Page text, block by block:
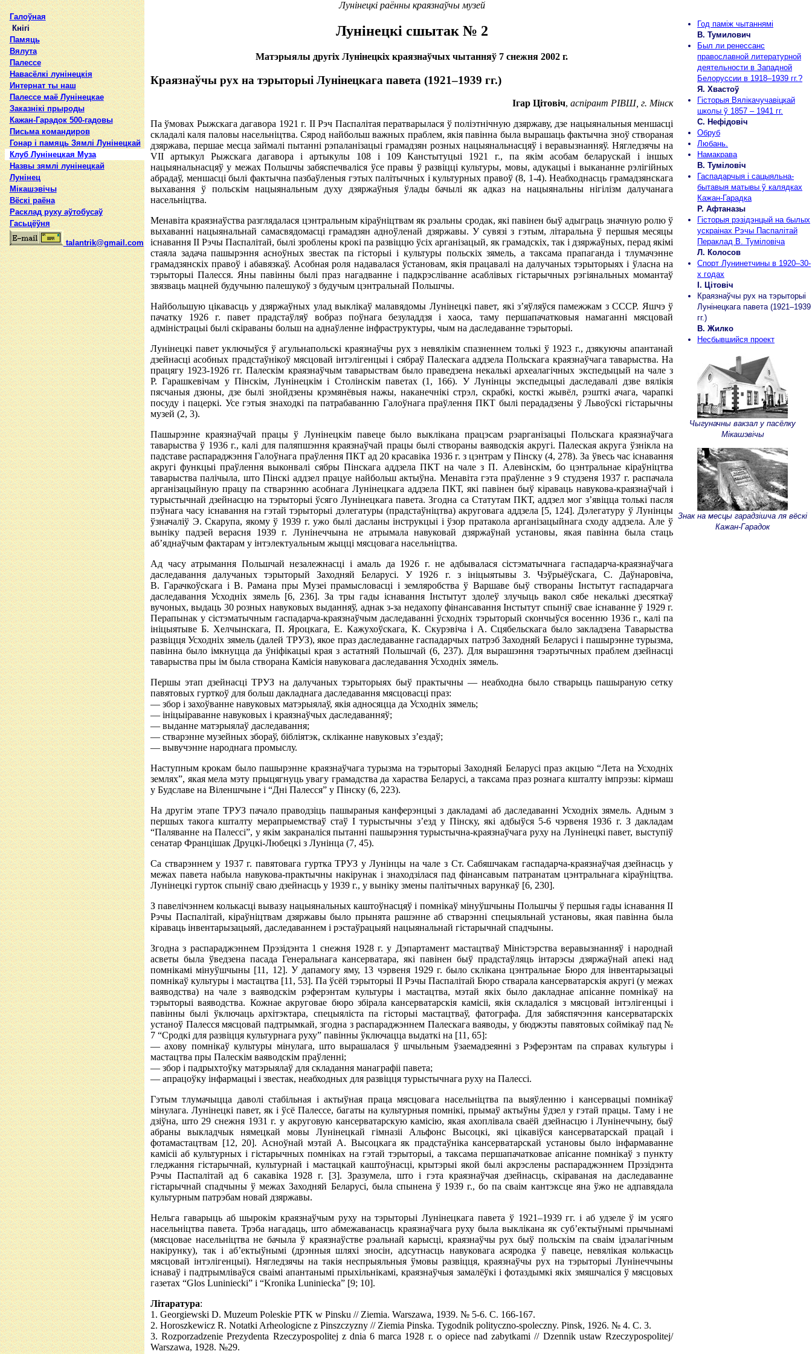
Галоўная
Кнігі
Памяць
Вялута
Палессе
Навасёлкі лунінецкія
Интернат ты наш
Палессе маё Лунінецкае
Заказнікі прыроды
Кажан-Гарадок 500-гадовы
Письма командиров
Гонар і памяць Зямлі Лунінецкай
Клуб Лунінецкая Муза
Назвы зямлi лунiнецкай
Лунінец
Мікашэвічы
Вёскі раёна
Расклад руху аўтобусаў
Гасьцёўня
talantrik@gmail.com
Лунінецкі раённы краязнаўчы музей
Лунінецкі сшытак № 2
Матэрыялы другіх Лунінецкіх краязнаўчых чытанняў 7 снежня 2002 г.
Краязнаўчы рух на тэрыторыі Лунінецкага павета (1921–1939 гг.)
Ігар Цітовіч, аспірант РІВШ, г. Мінск
Па ўмовах Рыжскага дагавора 1921 г. ІІ Рэч Паспалітая ператварылася ў поліэтнічную дзяржаву, дзе нацыянальныя меншасці
складалі каля паловы насельніцтва. Сярод найбольш важных праблем, якія павінна была вырашаць фактычна зноў створаная
дзяржава, першае месца займалі пытанні рэпаланізацыі грамадзян розных нацыянальнасцяў і веравызнанняў. Нягледзячы на
VII артыкул Рыжскага дагавора і артыкулы 108 і 109 Канстытуцыі 1921 г., па якім асобам беларускай і іншых
нацыянальнасцяў у межах Польшчы забяспечваліся ўсе правы ў развіцці культуры, мовы, адукацыі і выкананне рэлігійных
абрадаў, меншасці былі фактычна пазбаўленыя гэтых палітычных і культурных правоў (8, 1-4). Неабходнасць грамадзянскага
выхавання ў польскім нацыянальным духу дзяржаўныя ўлады бачылі як адказ на нацыянальны нігілізм далучанага
насельніцтва.
Менавіта краязнаўства разглядалася цэнтральным кіраўніцтвам як рэальны сродак, які павінен быў адыграць значную ролю ў
выхаванні нацыянальнай самасвядомасці грамадзян адноўленай дзяржавы. У сувязі з гэтым, літаральна ў першыя месяцы
існавання ІІ Рэчы Паспалітай, былі зроблены крокі па развіццю ўсіх арганізацый, як грамадскіх, так і дзяржаўных, перад якімі
стаяла задача пашырэння асноўных звестак па гісторыі і культуры польскіх зямель, а таксама прапаганда і тлумачэнне
грамадзянскіх правоў і абавязкаў. Асобная роля надавалася ўстановам, якія працавалі на далучаных тэрыторыях і ўласна на
тэрыторыі Палесся. Яны павінны былі праз нагадванне і падкрэсліванне асаблівых гістарычных рэгіянальных момантаў
звязваць мацней будучыню палешукоў з будучым цэнтральнай Польшчы.
Найбольшую цікавасць у дзяржаўных улад выклікаў малавядомы Лунінецкі павет, які з’яўляўся памежжам з СССР. Яшчэ ў
пачатку 1926 г. павет прадстаўляў вобраз поўнага безуладдзя і хаоса, таму першапачатковыя намаганні мясцовай
адміністрацыі былі скіраваны больш на аднаўленне інфраструктуры, чым на даследаванне тэрыторыі.
Лунінецкі павет уключыўся ў агульнапольскі краязнаўчы рух з невялікім спазненнем толькі ў 1923 г., дзякуючы апантанай
дзейнасці асобных прадстаўнікоў мясцовай інтэлігенцыі і сябраў Палескага аддзела Польскага краязнаўчага таварыства. На
працягу 1923-1926 гг. Палескім краязнаўчым таварыствам было праведзена некалькі археалагічных экспедыцый на чале з
Р. Гарашкевічам у Пінскім, Лунінецкім і Столінскім паветах (1, 166). У Лунінцы экспедыцыі даследавалі дзве вялікія
пясчаныя дзюны, дзе былі знойдзены крэмянёвыя нажы, наканечнікі стрэл, скрабкі, косткі жывёл, рэшткі ачага, чарапкі
посуду і пацеркі. Усе гэтыя знаходкі па патрабаванню Галоўнага праўлення ПКТ былі перададзены ў Львоўскі гістарычны
музей (2, 3).
Пашырэнне краязнаўчай працы ў Лунінецкім павеце было выклікана працэсам рэарганізацыі Польскага краязнаўчага
таварыства ў 1936 г., калі для паляпшэння краязнаўчай працы былі створаны ваяводскія акругі. Палеская акруга ўзнікла на
падставе распараджэння Галоўнага праўлення ПКТ ад 20 красавіка 1936 г. з цэнтрам у Пінску (4, 278). За ўвесь час існавання
акругі функцыі праўлення выконвалі сябры Пінскага аддзела ПКТ на чале з П. Алевінскім, бо цэнтральнае кіраўніцтва
таварыства палічыла, што Пінскі аддзел працуе найбольш актыўна. Менавіта гэта праўленне з 9 студзеня 1937 г. распачала
арганізацыйную працу па стварэнню асобнага Лунінецкага аддзела ПКТ, які павінен быў кіраваць навукова-краязнаўчай і
турыстычнай дзейнасцю на тэрыторыі ўсяго Лунінецкага павета. Згодна са Статутам ПКТ, аддзел мог з’явіцца толькі пасля
пэўнага часу існавання на гэтай тэрыторыі дэлегатуры (прадстаўніцтва) акруговага аддзела [5, 124]. Дэлегатуру ў Лунінцы
ўзначаліў Э. Скарупа, якому ў 1939 г. ужо былі дасланы інструкцыі і ўзор пратакола арганізацыйнага сходу аддзела. Але ў
выніку падзей верасня 1939 г. Лунінеччына не атрымала навуковай дзяржаўнай установы, якая павінна была стаць
аб’яднаўчым фактарам у інтэлектуальным жыцці мясцовага насельніцтва.
Ад часу атрымання Польшчай незалежнасці і амаль да 1926 г. не адбывалася сістэматычнага гаспадарча-краязнаўчага
даследавання далучаных тэрыторый Заходняй Беларусі. У 1926 г. з ініцыятывы З. Чэўрыёўскага, С. Даўнаровіча,
В. Гарачкоўскага і В. Рамана пры Музеі прамысловасці і земляробства ў Варшаве быў створаны Інстытут гаспадарчага
даследавання Усходніх зямель [6, 236]. За тры гады існавання Інстытут здолеў злучыць вакол сябе некалькі дзесяткаў
вучоных, выдаць 30 розных навуковых выданняў, аднак з-за недахопу фінансавання Інстытут спыніў свае існаванне ў 1929 г.
Перапынак у сістэматычным гаспадарча-краязнаўчым даследаванні ўсходніх тэрыторый скончыўся восенню 1936 г., калі па
ініцыятыве Б. Хелчынскага, П. Яроцкага, Е. Кажухоўскага, К. Скурэвіча і А. Сцябельскага было закладзена Таварыства
развіцця Усходніх зямель (далей ТРУЗ), якое праз даследаванне гаспадарчых патрэб Заходняй Беларусі і пашырэнне турызма,
павінна было імкнуцца да ўніфікацыі края з астатняй Польшчай (6, 237). Для вырашэння тэарэтычных праблем дзейнасці
таварыства пры ім была створана Камісія навуковага даследавання Усходніх зямель.
Першы этап дзейнасці ТРУЗ на далучаных тэрыторыях быў практычны — неабходна было стварыць пашыраную сетку
павятовых гурткоў для больш дакладнага даследавання мясцовасці праз:
— збор і захоўванне навуковых матэрыялаў, якія адносяцца да Усходніх зямель;
— ініцыіраванне навуковых і краязнаўчых даследаванняў;
— выданне матэрыялаў даследавання;
— стварэнне музейных збораў, бібліятэк, скліканне навуковых з’ездаў;
— вывучэнне народнага промыслу.
Наступным крокам было пашырэнне краязнаўчага турызма на тэрыторыі Заходняй Беларусі праз акцыю “Лета на Усходніх
землях”, якая мела мэту прыцягнуць увагу грамадства да хараства Беларусі, а таксама праз рознага кшталту імпрэзы: кірмаш
у Будславе на Віленшчыне і “Дні Палесся” у Пінску (6, 223).
На другім этапе ТРУЗ пачало праводзіць пашыраныя канферэнцыі з дакладамі аб даследаванні Усходніх зямель. Адным з
першых такога кшталту мерапрыемстваў стаў І турыстычны з’езд у Пінску, які адбыўся 5-6 чэрвеня 1936 г. З дакладам
“Паляванне на Палессі”, у якім закраналіся пытанні пашырэння турыстычна-краязнаўчага руху на Лунінецкі павет, выступіў
сенатар Францішак Друцкі-Любецкі з Лунінца (7, 45).
Са стварэннем у 1937 г. павятовага гуртка ТРУЗ у Лунінцы на чале з Ст. Сабяшчакам гаспадарча-краязнаўчая дзейнасць у
межах павета набыла навукова-практычны накірунак і знаходзілася пад фінансавым патранатам цэнтральнага кіраўніцтва.
Лунінецкі гурток спыніў сваю дзейнасць у 1939 г., у выніку змены палітычных варункаў [6, 230].
З павелічэннем колькасці вывазу нацыянальных каштоўнасцяў і помнікаў мінуўшчыны Польшчы ў першыя гады існавання ІІ
Рэчы Паспалітай, кіраўніцтвам дзяржавы было прынята рашэнне аб стварэнні спецыяльнай установы, якая павінна была
кіраваць інвентарызацыяй, даследаваннем і рэстаўрацыяй нацыянальнай гістарычнай спадчыны.
Згодна з распараджэннем Прэзідэнта 1 снежня 1928 г. у Дэпартамент мастацтваў Міністэрства веравызнанняў і народнай
асветы была ўведзена пасада Генеральнага кансерватара, які павінен быў прадстаўляць інтарэсы дзяржаўнай апекі над
помнікамі мінуўшчыны [11, 12]. У дапамогу яму, 13 чэрвеня 1929 г. было склікана цэнтральнае Бюро для інвентарызацыі
помнікаў культуры і мастацтва [11, 53]. Па ўсёй тэрыторыі ІІ Рэчы Паспалітай Бюро стварала кансерватарскія акругі (у межах
ваяводства) на чале з ваяводскім рэферэнтам культуры і мастацтва, мэтай якіх было дакладнае апісанне помнікаў на
тэрыторыі ваяводства. Кожнае акруговае бюро збірала кансерватарскія камісіі, якія складаліся з мясцовай інтэлігенцыі і
павінны былі ўключаць архітэктара, спецыяліста па гісторыі мастацтваў, фатографа. Для забяспячэння кансерватарскіх
устаноў Палесся мясцовай падтрымкай, згодна з распараджэннем Палескага ваяводы, у бюджэты павятовых соймікаў пад №
7 “Сродкі для развіцця культурнага руху” павінны ўключацца выдаткі на [11, 65]:
— ахову помнікаў культуры мінулага, што вырашалася ў шчыльным ўзаемадзеянні з Рэферэнтам па справах культуры і
мастацтва пры Палескім ваяводскім праўленні;
— збор і падрыхтоўку матэрыялаў для складання манаграфіі павета;
— апрацоўку інфармацыі і звестак, неабходных для развіцця турыстычнага руху на Палессі.
Гэтым тлумачыцца даволі стабільная і актыўная праца мясцовага насельніцтва па выяўленню і кансервацыі помнікаў
мінулага. Лунінецкі павет, як і ўсё Палессе, багаты на культурныя помнікі, прымаў актыўны ўдзел у гэтай працы. Таму і не
дзіўна, што 29 снежня 1931 г. у акруговую кансерватарскую камісію, якая ахоплівала сваёй дзейнасцю і Лунінеччыну, быў
абраны выкладчык нямецкай мовы Лунінецкай гімназіі Альфонс Высоцкі, які цікавіўся кансерватарскай працай і
фотамастацтвам [12, 20]. Асноўнай мэтай А. Высоцкага як прадстаўніка кансерватарскай установы было інфармаванне
камісіі аб культурных і гістарычных помніках на гэтай тэрыторыі, а таксама першапачатковае апісанне помнікаў з пункту
гледжання гістарычнай, культурнай і мастацкай каштоўнасці, крытэрыі якой былі акрэслены распараджэннем Прэзідэнта
Рэчы Паспалітай ад 6 сакавіка 1928 г. [3]. Зразумела, што і гэта краязнаўчая дзейнасць, скіраваная на даследаванне
гістарычнай спадчыны ў межах Заходняй Беларусі, была спынена ў 1939 г., бо па сваім кантэксце яна ўжо не адпавядала
культурным патрэбам новай дзяржавы.
Нельга гаварыць аб шырокім краязнаўчым руху на тэрыторыі Лунінецкага павета ў 1921–1939 гг. і аб удзеле ў ім усяго
насельніцтва павета. Трэба нагадаць, што абмежаванасць краязнаўчага руху была выклікана як суб’ектыўнымі прычынамі
(мясцовае насельніцтва не бачыла ў краязнаўстве рэальнай карысці, краязнаўчы рух быў польскім па сваім ідэалагічным
накірунку), так і аб’ектыўнымі (дрэнныя шляхі зносін, адсутнасць навуковага асяродка ў павеце, невялікая колькасць
мясцовай інтэлігенцыі). Нягледзячы на такія неспрыяльныя ўмовы развіцця, краязнаўчы рух на тэрыторыі Лунінеччыны
існаваў і падтрымліваўся сваімі апантанымі прыхільнікамі, краязнаўчыя замалёўкі і фотаздымкі якіх змяшчаліся ў мясцовых
газетах “Glos Luniniecki” і “Kronika Luniniecka” [9; 10].
Літаратура:
1. Georgiewski D. Muzeum Poleskie PTK w Pinsku // Ziemia. Warszawa, 1939. № 5-6. С. 166-167.
2. Horoszkewicz R. Notatki Arheologicne z Pinszczyzny // Ziemia Pinska. Tygodnik polityczno-spoleczny. Pinsk, 1926. № 4. С. 3.
3. Rozporzadzenie Prezydenta Rzeczypospolitej z dnia 6 marca 1928 r. o opiece nad zabytkami // Dzennik ustaw Rzeczypospolitej/
Warszawa, 1928. №29.
Год паміж чытаннямі
В. Тумилович
Был ли ренессанс
православной литературной
деятельности в Западной
Белоруссии в 1918–1939 гг.?
Я. Хвастоў
Гісторыя Вялікачучавіцкай
школы ў 1857 – 1941 гг.
С. Нефідовіч
Обруб
Любань.
Намакрава
В. Туміловіч
Гаспадарчыя і сацыяльна-
бытавыя матывы ў калядках
Кажан-Гарадка
Р. Афтаназы
Гісторыя рэзідэнцый на былых
ускраінах Рэчы Паспалітай
Пераклад В. Туміловіча
Л. Колосов
Спорт Лунинетчины в 1920–30-
х годах
І. Цітовіч
Краязнаўчы рух на тэрыторыі
Лунінецкага павета (1921–1939
гг.)
В. Жилко
Несбывшийся проект
Чыгуначны вакзал у пасёлку
Мікашэвічы
Знак на месцы гарадзішча ля вёскі
Кажан-Гарадок